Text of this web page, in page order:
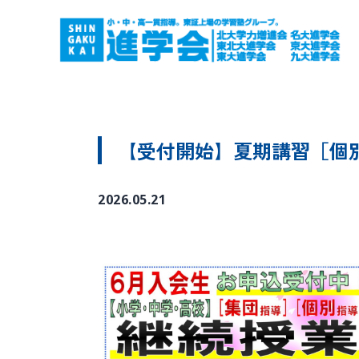
【受付開始】夏期講習［
2026.05.21